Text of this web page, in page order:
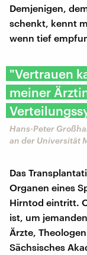
Demjenigen,
schenkt, kennt
wenn tief
"Vertrauen
meiner
Hans-Peter
an der Universität
Das
Organen eines
Hirntod eintritt.
ist, um
Ärzte,
Sächsisches